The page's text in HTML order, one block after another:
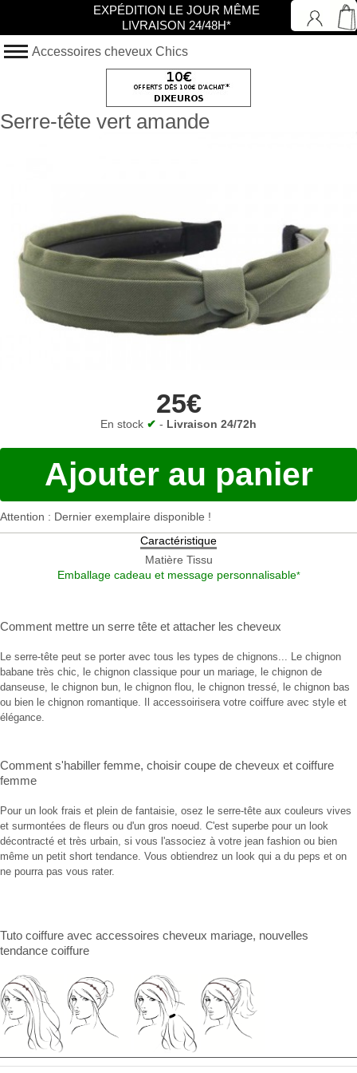
Accessoires cheveux Chics
Serre-tête vert amande
25€
En stock ✔ - Livraison 24/72h
Ajouter au panier
Attention : Dernier exemplaire disponible !
Caractéristique
Matière Tissu
Emballage cadeau et message personnalisable*
Comment mettre un serre tête et attacher les cheveux
Le serre-tête peut se porter avec tous les types de chignons... Le chignon
babane très chic, le chignon classique pour un mariage, le chignon de
danseuse, le chignon bun, le chignon flou, le chignon tressé, le chignon bas
ou bien le chignon romantique. Il accessoirisera votre coiffure avec style et
élégance.
Comment s'habiller femme, choisir coupe de cheveux et coiffure
femme
Pour un look frais et plein de fantaisie, osez le serre-tête aux couleurs vives
et surmontées de fleurs ou d'un gros noeud. C'est superbe pour un look
décontracté et très urbain, si vous l'associez à votre jean fashion ou bien
même un petit short tendance. Vous obtiendrez un look qui a du peps et on
ne pourra pas vous rater.
Tuto coiffure avec accessoires cheveux mariage, nouvelles
tendance coiffure
EXPÉDITION LE JOUR MÊME
LIVRAISON 24/48H*